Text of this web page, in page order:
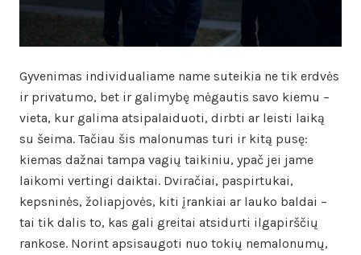
Gyvenimas individualiame name suteikia ne tik erdvės
ir privatumo, bet ir galimybę mėgautis savo kiemu –
vieta, kur galima atsipalaiduoti, dirbti ar leisti laiką
su šeima. Tačiau šis malonumas turi ir kitą pusę:
kiemas dažnai tampa vagių taikiniu, ypač jei jame
laikomi vertingi daiktai. Dviračiai, paspirtukai,
kepsninės, žoliapjovės, kiti įrankiai ar lauko baldai –
tai tik dalis to, kas gali greitai atsidurti ilgapirščių
rankose. Norint apsisaugoti nuo tokių nemalonumų,